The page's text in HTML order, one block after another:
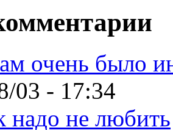
очень было
03 - 17:34
надо не любить